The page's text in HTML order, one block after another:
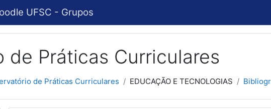
UFSC - Grupos
de Práticas Curriculares
de Práticas Curriculares EDUCAÇÃO E TECNOLOGIAS